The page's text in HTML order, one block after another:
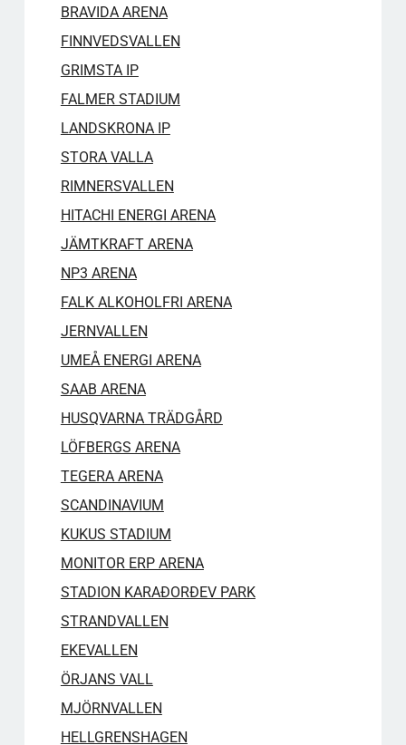
BRAVIDA ARENA
FINNVEDSVALLEN
GRIMSTA IP
FALMER STADIUM
LANDSKRONA IP
STORA VALLA
RIMNERSVALLEN
HITACHI ENERGI ARENA
JÄMTKRAFT ARENA
NP3 ARENA
FALK ALKOHOLFRI ARENA
JERNVALLEN
UMEÅ ENERGI ARENA
SAAB ARENA
HUSQVARNA TRÄDGÅRD
LÖFBERGS ARENA
TEGERA ARENA
SCANDINAVIUM
KUKUS STADIUM
MONITOR ERP ARENA
STADION KARAĐORĐEV PARK
STRANDVALLEN
EKEVALLEN
ÖRJANS VALL
MJÖRNVALLEN
HELLGRENSHAGEN